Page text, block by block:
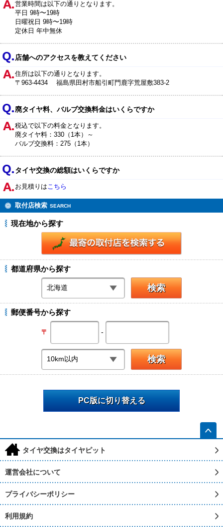
営業時間は以下の通りとなります。
平日 9時〜19時
日曜祝日 9時〜19時
定休日 年中無休
店舗へのアクセスを教えてください
住所は以下の通りとなります。
〒963-4434 福島県田村市船引町門鹿字荒屋敷383-2
廃タイヤ料、バルブ交換料金はいくらですか
税込で以下の料金となります。
廃タイヤ料：330（1本）～
バルブ交換料：275（1本）
タイヤ交換の総額はいくらですか
お見積りはこちら
取付店検索 SEARCH
現在地から探す
都道府県から探す
郵便番号から探す
〒 -
PC版に切り替える
h タイヤ交換はタイヤピット
運営会社について
プライバシーポリシー
利用規約